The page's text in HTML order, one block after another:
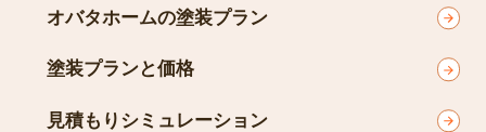
オバタホームの塗装プラン
塗装プランと価格
見積もりシミュレーション